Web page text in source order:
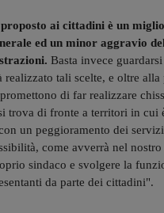
ai cittadini è un
ed un minor aggravio
Basta invece
realizzato tali scelte, e oltre alla
di far realizzare
trova di fronte a territori in cui
un peggioramento dei
come avverrà nel
sindaco e svolgere la
da parte dei cittadini".